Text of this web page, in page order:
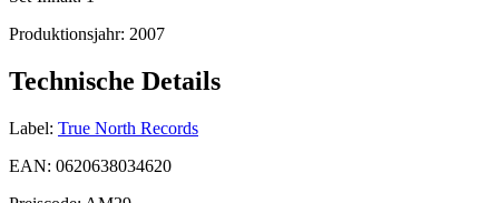
Produktionsjahr: 2007
Technische Details
Label: True North Records
EAN: 0620638034620